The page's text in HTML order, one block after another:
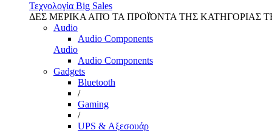
Τεχνολογία Big Sales
ΔΕΣ ΜΕΡΙΚΑ ΑΠΌ ΤΑ ΠΡΟΪΌΝΤΑ ΤΗΣ ΚΑΤΗΓΟΡΙΑΣ
Audio
Audio Components
Audio
Audio Components
Gadgets
Bluetooth
/
Gaming
/
UPS & Αξεσουάρ